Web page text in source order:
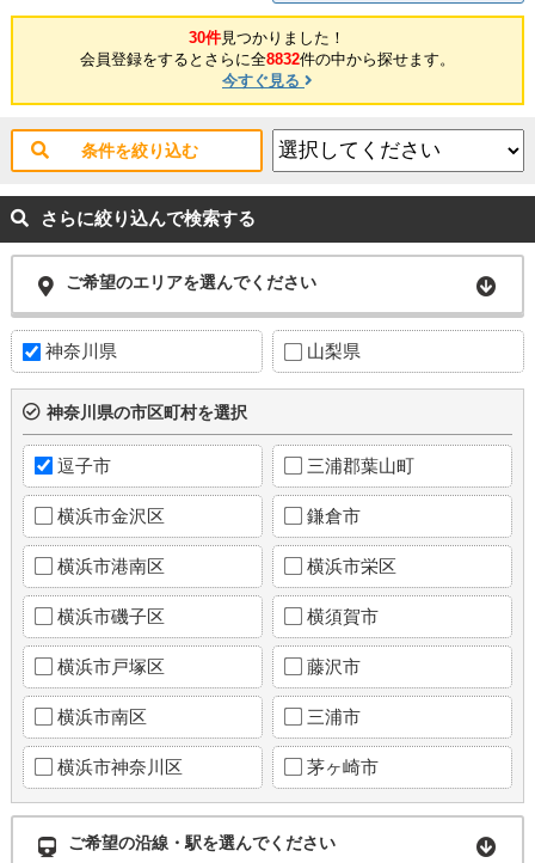
30件見つかりました！
会員登録をするとさらに全8832件の中から探せます。
今すぐ見る
条件を絞り込む
さらに絞り込んで検索する
ご希望のエリアを選んでください
神奈川県 山梨県
神奈川県の市区町村を選択
逗子市 三浦郡葉山町
横浜市金沢区 鎌倉市
横浜市港南区 横浜市栄区
横浜市磯子区 横須賀市
横浜市戸塚区 藤沢市
横浜市南区 三浦市
横浜市神奈川区 茅ヶ崎市
ご希望の沿線・駅を選んでください